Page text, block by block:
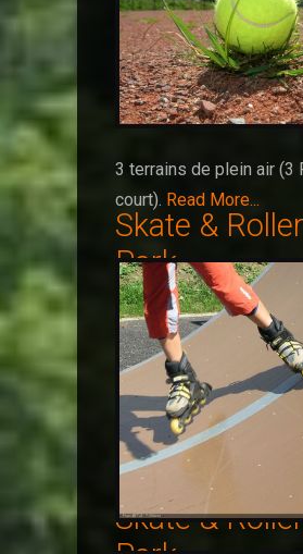
3 terrains de plein air (3
court). Read More...
Skate & Roller
Park
Skate & Roller